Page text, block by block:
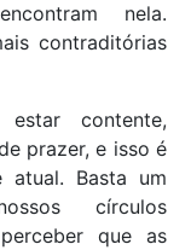
nela.
contraditórias
estar contente,
prazer, e isso é
Basta um
círculos
que as